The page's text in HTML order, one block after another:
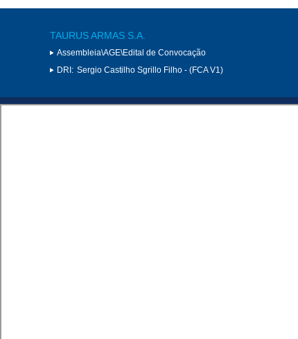
TAURUS ARMAS S.A.
Assembleia\AGE\Edital de Convocação
DRI: Sergio Castilho Sgrillo Filho - (FCA V1)